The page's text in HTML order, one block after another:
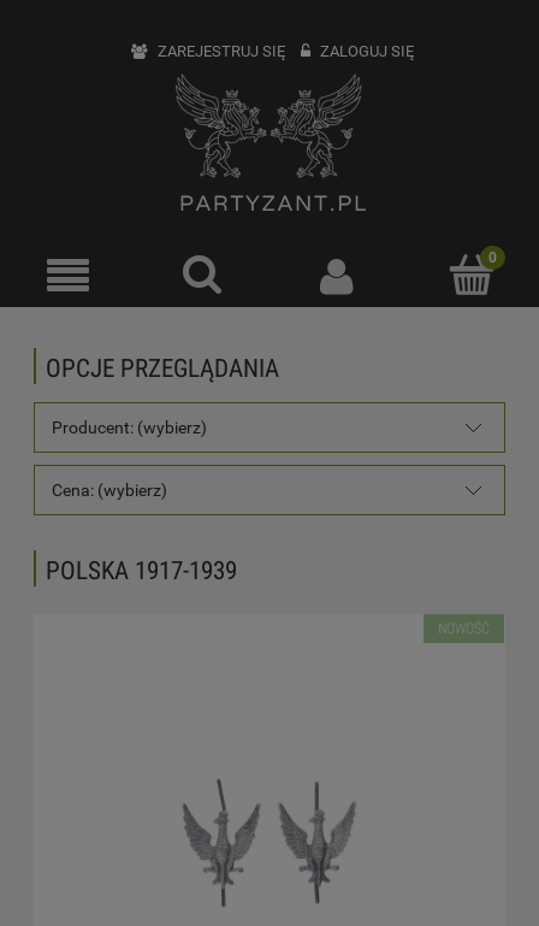
ZAREJESTRUJ SIĘ ZALOGUJ SIĘ
OPCJE PRZEGLĄDANIA
Producent: (wybierz)
Cena: (wybierz)
POLSKA 1917-1939
NOWOŚĆ